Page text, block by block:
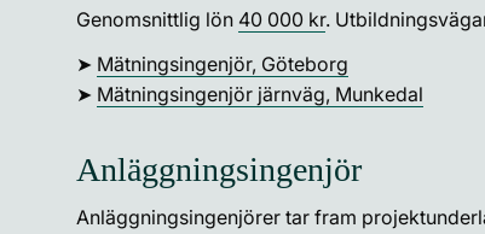
Genomsnittlig lön 40 000 kr.
➤ Mätningsingenjör, Göteborg
➤ Mätningsingenjör järnväg, Munkedal
Anläggningsingenjör
Anläggningsingenjörer tar fram